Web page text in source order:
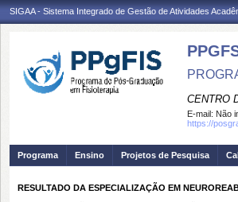
SIGAA - Sistema Integrado de Gestão de Atividades
CENTRO
E-mail: Não
https://
Programa Ensino Projetos de Pesquisa
RESULTADO DA ESPECIALIZAÇÃO EM